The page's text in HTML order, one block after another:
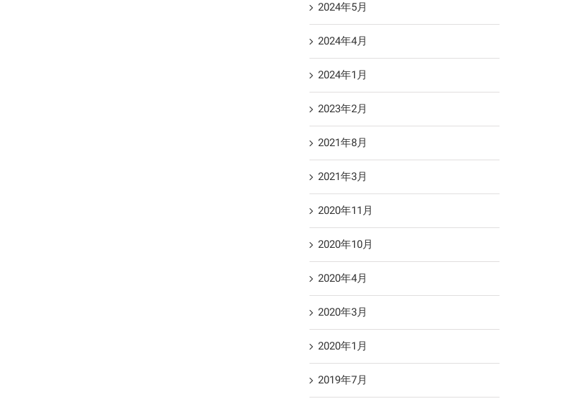
2024年5月
2024年4月
2024年1月
2023年2月
2021年8月
2021年3月
2020年11月
2020年10月
2020年4月
2020年3月
2020年1月
2019年7月